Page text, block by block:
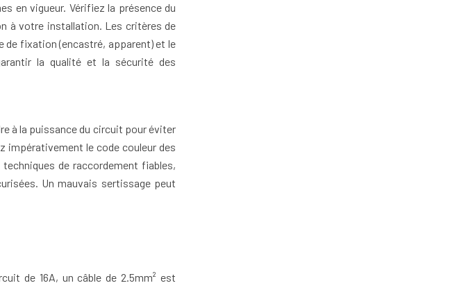
en vigueur. Vérifiez la présence du
à votre installation. Les critères de
de fixation (encastré, apparent) et le
la qualité et la sécurité des
à la puissance du circuit pour éviter
impérativement le code couleur des
de raccordement fiables,
Un mauvais sertissage peut
de 16A, un câble de 2.5mm² est